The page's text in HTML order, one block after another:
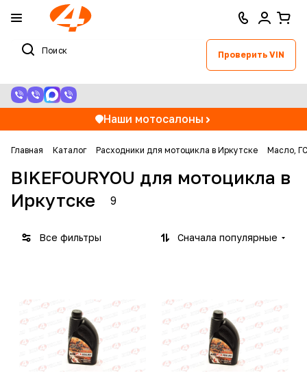
Проверить VIN
Наши мотосалоны
Главная Каталог Расходники для мотоцикла в Иркутске Масло,
BIKEFOURYOU для мотоцикла в
Иркутске
9
Все фильтры Сначала популярные